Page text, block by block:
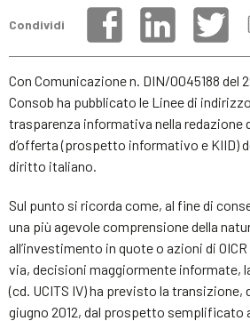
Condividi
Con Comunicazione n. DIN/0045188 del
Consob ha pubblicato le Linee di
trasparenza informativa nella redazione
d’offerta (prospetto informativo e KIID)
diritto italiano.
Sul punto si ricorda come, al fine di
una più agevole comprensione della
all’investimento in quote o azioni di
via, decisioni maggiormente informate,
(cd. UCITS IV) ha previsto la transizione,
giugno 2012, dal prospetto semplificato